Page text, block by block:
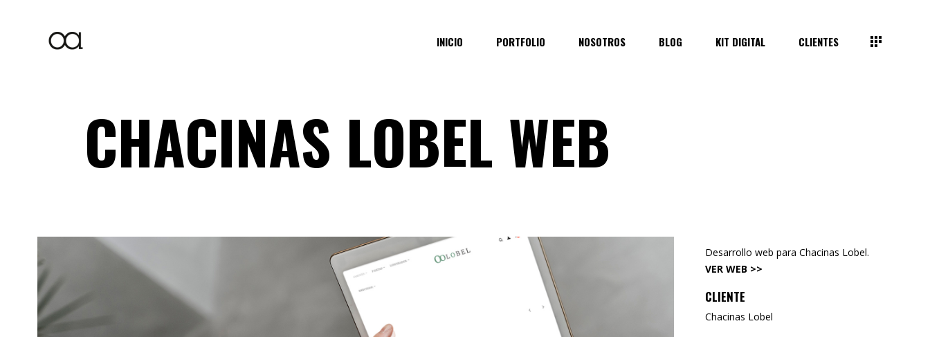
INICIO PORTFOLIO NOSOTROS BLOG KIT DIGITAL CLIENTES
CHACINAS LOBEL WEB
Desarrollo web para Chacinas Lobel.
VER WEB >>
CLIENTE
Chacinas Lobel